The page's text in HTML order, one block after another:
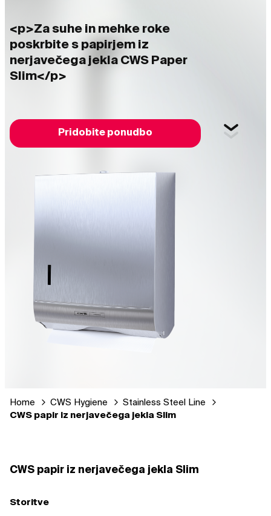
<p>Za suhe in mehke roke
poskrbite s papirjem iz
nerjavečega jekla CWS Paper
Slim</p>
Pridobite ponudbo
Home CWS Hygiene
Stainless Steel Line
CWS papir iz nerjavečega jekla Slim
CWS papir iz nerjavečega jekla Slim
Storitve